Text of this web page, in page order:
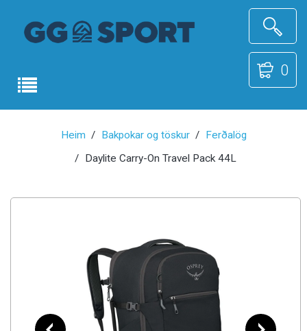
0
Heim Bakpokar og töskur
Ferðalög
Daylite Carry-On Travel Pack 44L